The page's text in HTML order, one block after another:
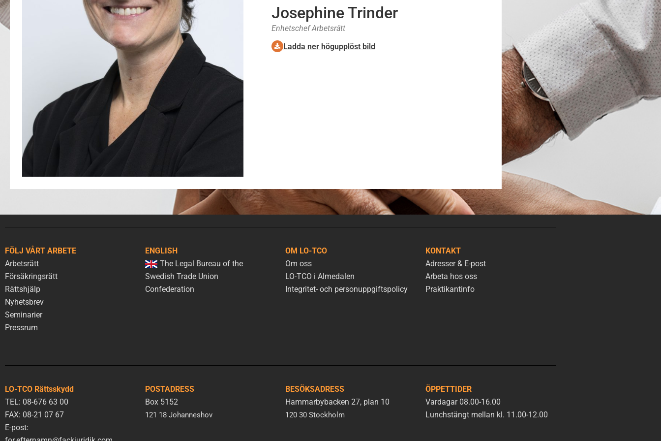
Josephine Trinder
Enhetschef Arbetsrätt
Ladda ner högupplöst bild
FÖLJ VÅRT ARBETE
Arbetsrätt
Försäkringsrätt
Rättshjälp
Nyhetsbrev
Seminarier
Pressrum
ENGLISH
The Legal Bureau of the
Swedish Trade Union
Confederation
OM LO-TCO
Om oss
LO-TCO i Almedalen
Integritet- och personuppgiftspolicy
KONTAKT
Adresser & E-post
Arbeta hos oss
Praktikantinfo
LO-TCO Rättsskydd
TEL: 08-676 63 00
FAX: 08-21 07 67
E-post:
POSTADRESS
Box 5152
121 18 Johanneshov
BESÖKSADRESS
Hammarbybacken 27, plan 10
120 30 Stockholm
ÖPPETTIDER
Vardagar 08.00-16.00
Lunchstängt mellan kl. 11.00-12.00